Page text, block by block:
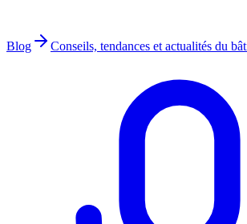
Blog Conseils, tendances et actualités du